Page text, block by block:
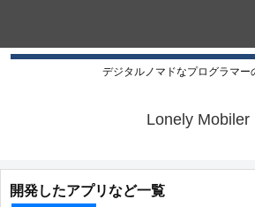
デジタルノマドなプログラマー
Lonely Mobiler
開発したアプリなど一覧